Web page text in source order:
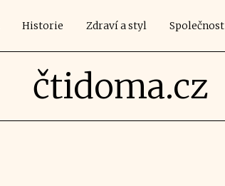
Historie Zdraví a styl Společnost
čtidoma.cz